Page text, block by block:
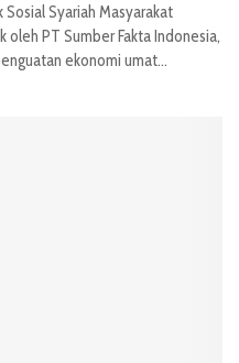
Sosial Syariah Masyarakat
oleh PT Sumber Fakta Indonesia,
ekonomi umat...